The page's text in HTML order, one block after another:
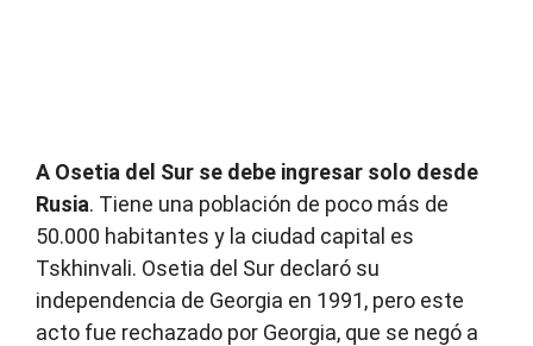
A Osetia del Sur se debe ingresar solo desde
Rusia. Tiene una población de poco más de
50.000 habitantes y la ciudad capital es
Tskhinvali. Osetia del Sur declaró su
independencia de Georgia en 1991, pero este
acto fue rechazado por Georgia, que se negó a